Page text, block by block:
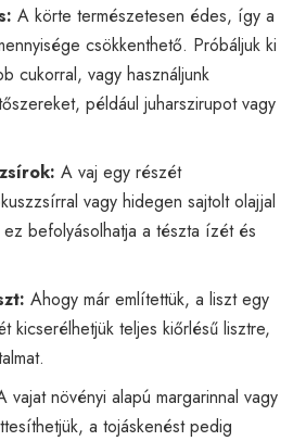
A körte természetesen édes, így a
csökkenthető. Próbáljuk ki
cukorral, vagy használjunk
például juharszirupot vagy
A vaj egy részét
vagy hidegen sajtolt olajjal
befolyásolhatja a tészta ízét és
Ahogy már említettük, a liszt egy
kicserélhetjük teljes kiőrlésű lisztre,
vajat növényi alapú margarinnal vagy
a tojáskenést pedig